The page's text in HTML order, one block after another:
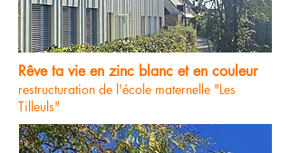
Rêve ta vie en zinc blanc et en couleur
restructuration de l'école maternelle "Les
Tilleuls"